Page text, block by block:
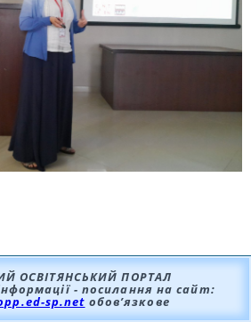
ОСВІТЯНСЬКИЙ ПОРТАЛ
- посилання на сайт:
sp.net обов’язкове